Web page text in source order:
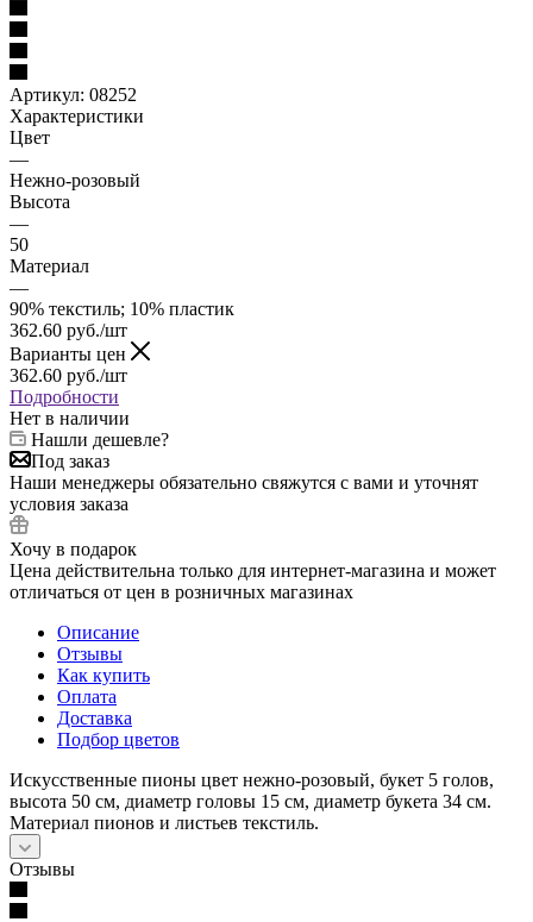
Артикул: 08252
Характеристики
Цвет
—
Нежно-розовый
Высота
—
50
Материал
—
90% текстиль; 10% пластик
362.60 руб./шт
Варианты цен
362.60 руб./шт
Подробности
Нет в наличии
Нашли дешевле?
Под заказ
Наши менеджеры обязательно свяжутся с вами и уточнят
условия заказа
Хочу в подарок
Цена действительна только для интернет-магазина и может
отличаться от цен в розничных магазинах
Описание
Отзывы
Как купить
Оплата
Доставка
Подбор цветов
Искусственные пионы цвет нежно-розовый, букет 5 голов,
высота 50 см, диаметр головы 15 см, диаметр букета 34 см.
Материал пионов и листьев текстиль.
Отзывы